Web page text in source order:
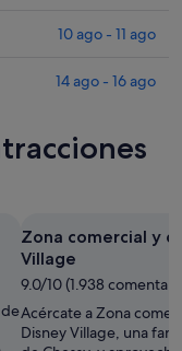
10 ago - 11 ago
14 ago - 16 ago
Zona comercial y
Village
9.0/10 (1.938
Acércate a Zona
Disney Village, una